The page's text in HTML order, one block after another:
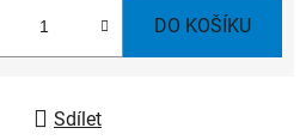
DO KOŠÍKU
Sdílet